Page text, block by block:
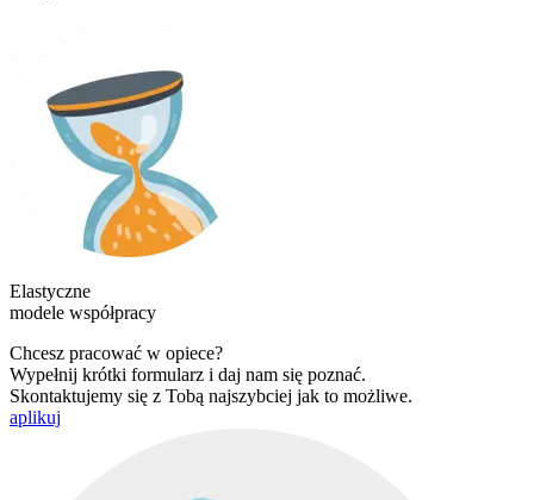
Elastyczne
modele współpracy
Chcesz pracować w opiece?
Wypełnij krótki formularz i daj nam się poznać.
Skontaktujemy się z Tobą najszybciej jak to możliwe.
aplikuj